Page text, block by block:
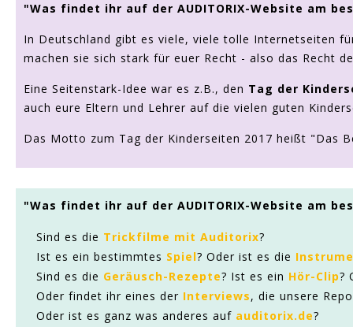
"Was findet ihr auf der AUDITORIX-Website am
In Deutschland gibt es viele, viele tolle Internetseiten
machen sie sich stark für euer Recht - also das Recht
Eine Seitenstark-Idee war es z.B., den Tag der
auch eure Eltern und Lehrer auf die vielen guten
Das Motto zum Tag der Kinderseiten 2017 heißt "Das
"Was findet ihr auf der AUDITORIX-Website am
Sind es die Trickfilme mit Auditorix?
Ist es ein bestimmtes Spiel? Oder ist es die
Sind es die Geräusch-Rezepte? Ist es ein Hör-Clip?
Oder findet ihr eines der Interviews, die unsere
Oder ist es ganz was anderes auf auditorix.de?